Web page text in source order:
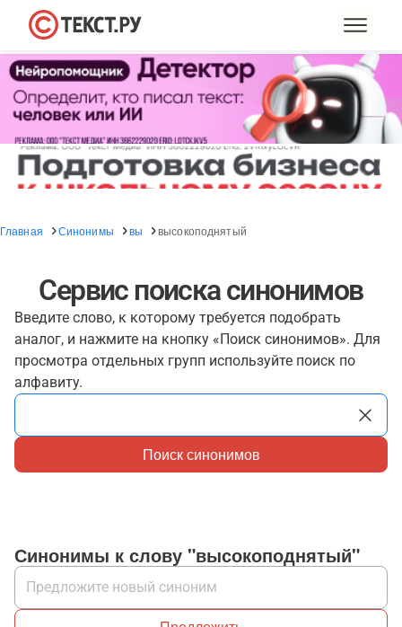
Главная Синонимы вы высокоподнятый
Сервис поиска синонимов
Введите слово, к которому требуется подобрать
аналог, и нажмите на кнопку «Поиск синонимов». Для
просмотра отдельных групп используйте поиск по
алфавиту.
Поиск синонимов
Синонимы к слову "высокоподнятый"